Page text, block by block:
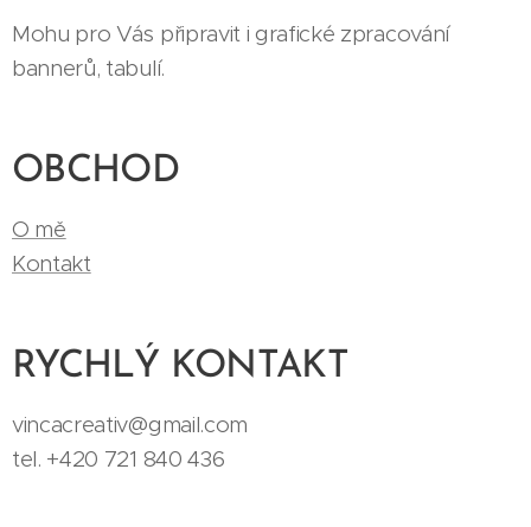
Mohu pro Vás připravit i grafické zpracování
bannerů, tabulí.
OBCHOD
O mě
Kontakt
RYCHLÝ KONTAKT
vincacreativ@gmail.com
tel. +420 721 840 436